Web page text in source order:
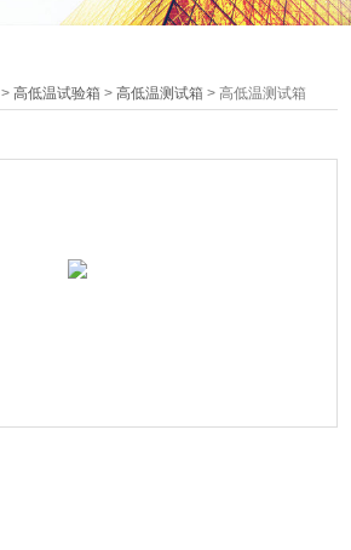
>高低温试验箱 >高低温测试箱 > 高低温测试箱